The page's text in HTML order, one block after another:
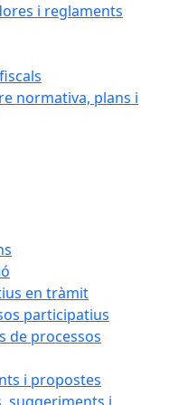
i reglaments
normativa, plans i
en tràmit
participatius
de processos
i propostes